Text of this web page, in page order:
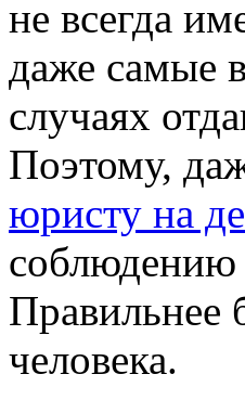
не всегда
даже самые
случаях
Поэтому,
юристу на
соблюдению
Правильнее
человека.